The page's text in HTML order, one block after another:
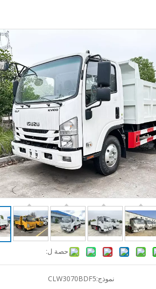
حصة ل:
نموذج:CLW3070BDF5